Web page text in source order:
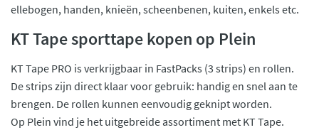
ellebogen, handen, knieën, scheenbenen, kuiten, enkels etc.
KT Tape sporttape kopen op Plein
KT Tape PRO is verkrijgbaar in FastPacks (3 strips) en rollen.
De strips zijn direct klaar voor gebruik: handig en snel aan te
brengen. De rollen kunnen eenvoudig geknipt worden.
Op Plein vind je het uitgebreide assortiment met KT Tape.